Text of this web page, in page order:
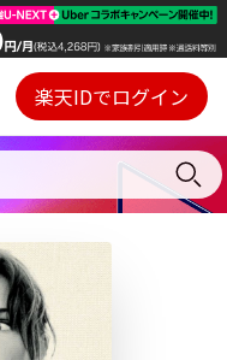
Webプレイヤー
ご契約内容の確認・変更
楽天IDでログイン